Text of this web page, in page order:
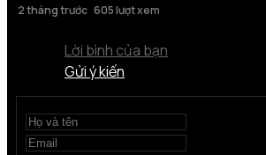
2 tháng trước 605 lượt xem
Lời bình của bạn
Gửi ý kiến